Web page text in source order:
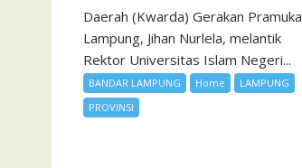
Daerah (Kwarda) Gerakan Pramuka
Lampung, Jihan Nurlela, melantik
Rektor Universitas Islam Negeri...
BANDAR LAMPUNG Home
LAMPUNG
PROVINSI